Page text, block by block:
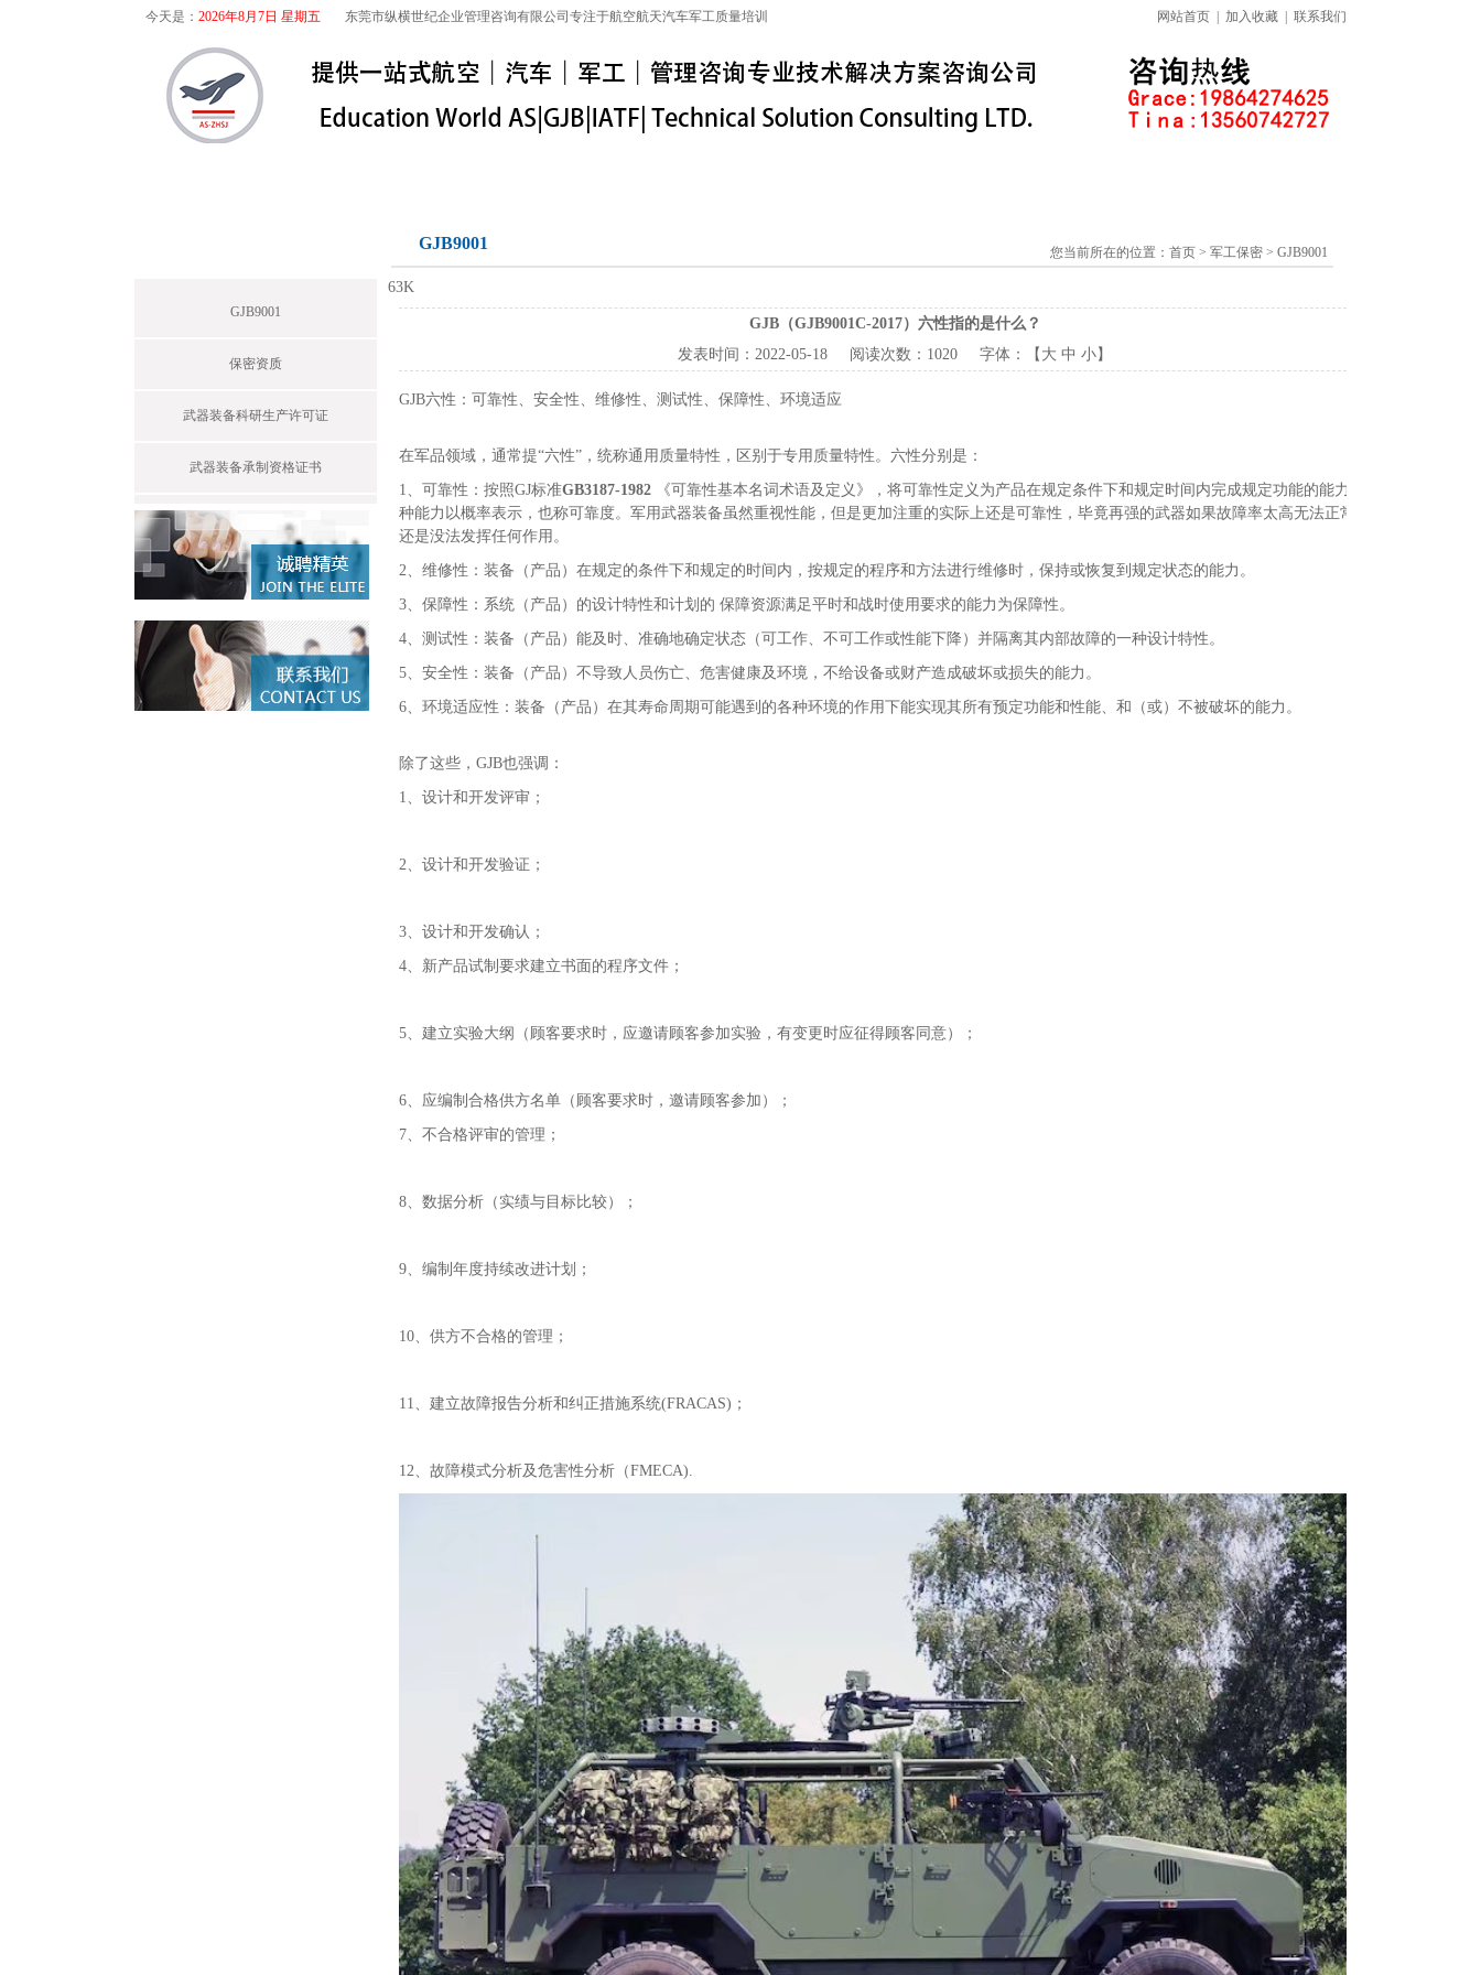
今天是： 2026年8月7日 星期五 东莞市纵横世纪企业管理咨询有限公司专注于航空航天汽车军工质量培训 网站首页 加入收藏 联系我们
GJB9001
保密资质
武器装备科研生产许可证
武器装备承制资格证书
GJB9001 您当前所在的位置： 首页> 军工保密 > GJB9001
63K
GJB（GJB9001C-2017）六性指的是什么？
发表时间： 2022-05-18 阅读次数： 1020 字体：【 大 中 小】
GJB六性：可靠性、安全性、维修性、测试性、保障性、环境适应
在军品领域，通常提“六性”，统称通用质量特性，区别于专用质量特性。六性分别是：
1、可靠性：按照GJ标准GB3187-1982 《可靠性基本名词术语及定义》，将可靠性定义为产品在规定条件下和规定时间内完成规定功能的能力，这
种能力以概率表示，也称可靠度。军用武器装备虽然重视性能，但是更加注重的实际上还是可靠性，毕竟再强的武器如果故障率太高无法正常使用
还是没法发挥任何作用。
2、维修性：装备（产品）在规定的条件下和规定的时间内，按规定的程序和方法进行维修时，保持或恢复到规定状态的能力。
3、保障性：系统（产品）的设计特性和计划的 保障资源满足平时和战时使用要求的能力为保障性。
4、测试性：装备（产品）能及时、准确地确定状态（可工作、不可工作或性能下降）并隔离其内部故障的一种设计特性。
5、安全性：装备（产品）不导致人员伤亡、危害健康及环境，不给设备或财产造成破坏或损失的能力。
6、环境适应性：装备（产品）在其寿命周期可能遇到的各种环境的作用下能实现其所有预定功能和性能、和（或）不被破坏的能力。
除了这些，GJB也强调：
1、设计和开发评审；
2、设计和开发验证；
3、设计和开发确认；
4、新产品试制要求建立书面的程序文件；
5、建立实验大纲（顾客要求时，应邀请顾客参加实验，有变更时应征得顾客同意）；
6、应编制合格供方名单（顾客要求时，邀请顾客参加）；
7、不合格评审的管理；
8、数据分析（实绩与目标比较）；
9、编制年度持续改进计划；
10、供方不合格的管理；
11、建立故障报告分析和纠正措施系统(FRACAS)；
12、故障模式分析及危害性分析（FMECA).